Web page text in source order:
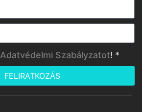
Adatvédelmi Szabályzatot! *
FELIRATKOZÁS